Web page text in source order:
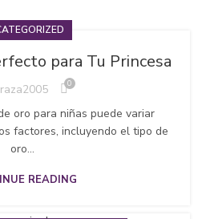
para Tu Princesa
0
oro para niñas puede variar
factores, incluyendo el tipo de
oro...
READING